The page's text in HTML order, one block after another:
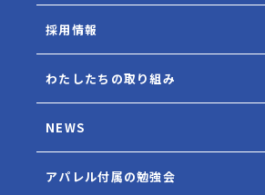
採用情報
わたしたちの取り組み
NEWS
アパレル付属の勉強会